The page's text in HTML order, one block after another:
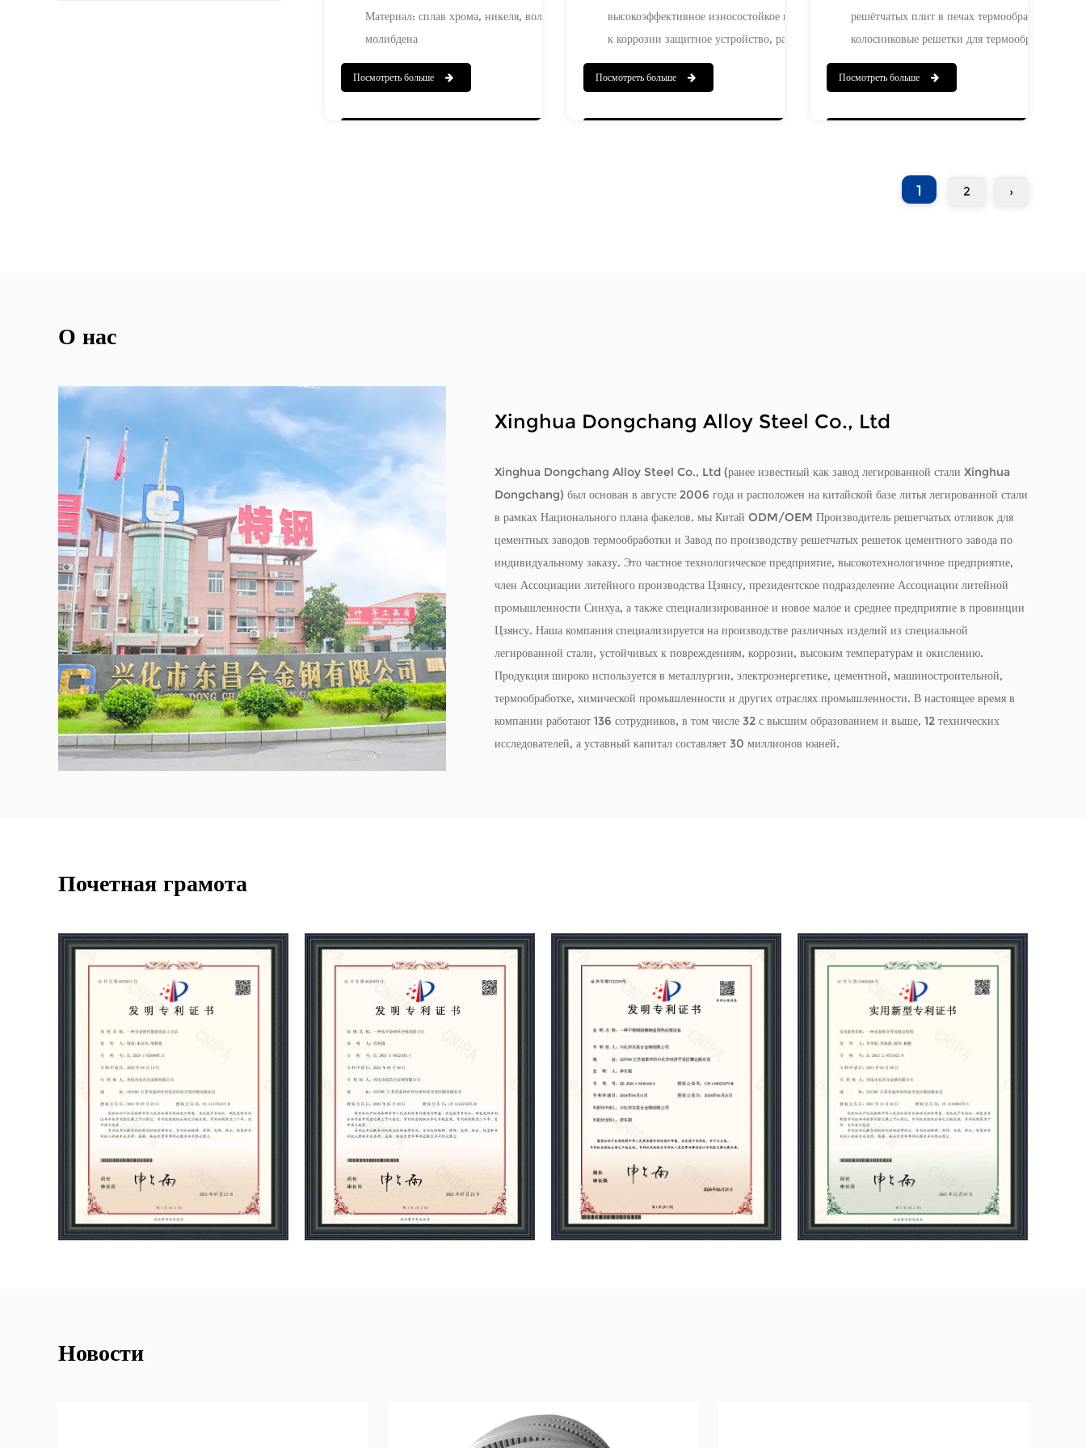
Материал: сплав хрома, никеля, вольфрама и
молибдена
Процесс: Композитное литье в песчаные формы
Посмотреть больше
высокоэффективное износостойкое и устойчивое
к коррозии защитное устройство, разработанное
специально для хвостовой части печи и
способное эффективно продлить срок службы
Посмотреть больше
решётчатых плит в печах термообработки.
колосниковые решетки для термообработки
изготавливаются с использованием
процессов, обеспечивающих
эффективно поддерживая заготовки,
обеспечивая при этом равномерное
Посмотреть больше
1 2 ›
О нас
Xinghua Dongchang Alloy Steel Co., Ltd
Xinghua Dongchang Alloy Steel Co., Ltd (ранее известный как завод легированной стали Xinghua
Dongchang) был основан в августе 2006 года и расположен на китайской базе литья легированной стали
в рамках Национального плана факелов. мы Китай ODM/OEM Производитель решетчатых отливок для
цементных заводов термообработки и Завод по производству решетчатых решеток цементного завода по
индивидуальному заказу. Это частное технологическое предприятие, высокотехнологичное предприятие,
член Ассоциации литейного производства Цзянсу, президентское подразделение Ассоциации литейной
промышленности Синхуа, а также специализированное и новое малое и среднее предприятие в провинции
Цзянсу. Наша компания специализируется на производстве различных изделий из специальной
легированной стали, устойчивых к повреждениям, коррозии, высоким температурам и окислению.
Продукция широко используется в металлургии, электроэнергетике, цементной, машиностроительной,
термообработке, химической промышленности и других отраслях промышленности. В настоящее время в
компании работают 136 сотрудников, в том числе 32 с высшим образованием и выше, 12 технических
исследователей, а уставный капитал составляет 30 миллионов юаней.
Почетная грамота
Новости